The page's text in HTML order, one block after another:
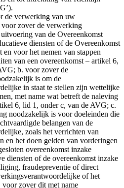
de verwerking van uw
voor zover de verwerking
van de Overeenkomst
diensten of de Overeenkomst
en voor het nemen van stappen
van een overeenkomst – artikel 6,
b. voor zover de
is om de
in staat te stellen zijn wettelijke
met name wat betreft de naleving
6, lid 1, onder c, van de AVG; c.
noodzakelijk is voor doeleinden die
belangen van de
zoals het verrichten van
en het doen gelden van vorderingen
overeenkomst inzake
diensten of de overeenkomst inzake
fraudepreventie of direct
of het
voor zover dit met name